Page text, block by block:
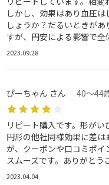
しかし、効果はあり血圧
しょうか？だるいときが
すが、円安による影響で全
2023.09.28
ぴーちゃん さん 40～44
リピート購入です。形がい
円形の他社同様効果に差
が、クーポンや口コミポ
スムーズです。ありがとう
2023.04.04